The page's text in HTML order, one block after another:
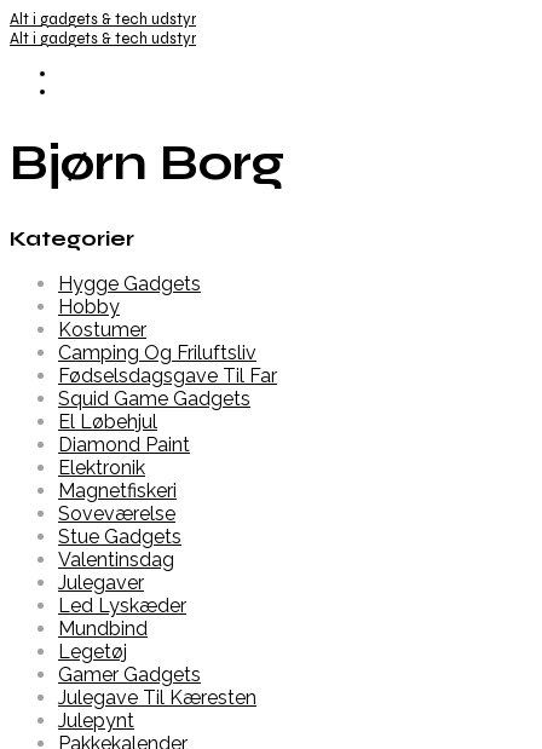
Alt i gadgets & tech udstyr
Alt i gadgets & tech udstyr
Bjørn Borg
Kategorier
Hygge Gadgets
Hobby
Kostumer
Camping Og Friluftsliv
Fødselsdagsgave Til Far
Squid Game Gadgets
El Løbehjul
Diamond Paint
Elektronik
Magnetfiskeri
Soveværelse
Stue Gadgets
Valentinsdag
Julegaver
Led Lyskæder
Mundbind
Legetøj
Gamer Gadgets
Julegave Til Kæresten
Julepynt
Pakkekalender